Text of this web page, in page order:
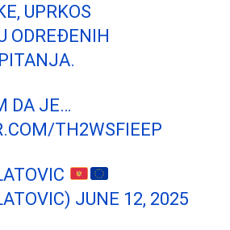
UPRKOS
ODREĐENIH
DA JE…
TH2WSFIEEP
JUNE 12, 2025